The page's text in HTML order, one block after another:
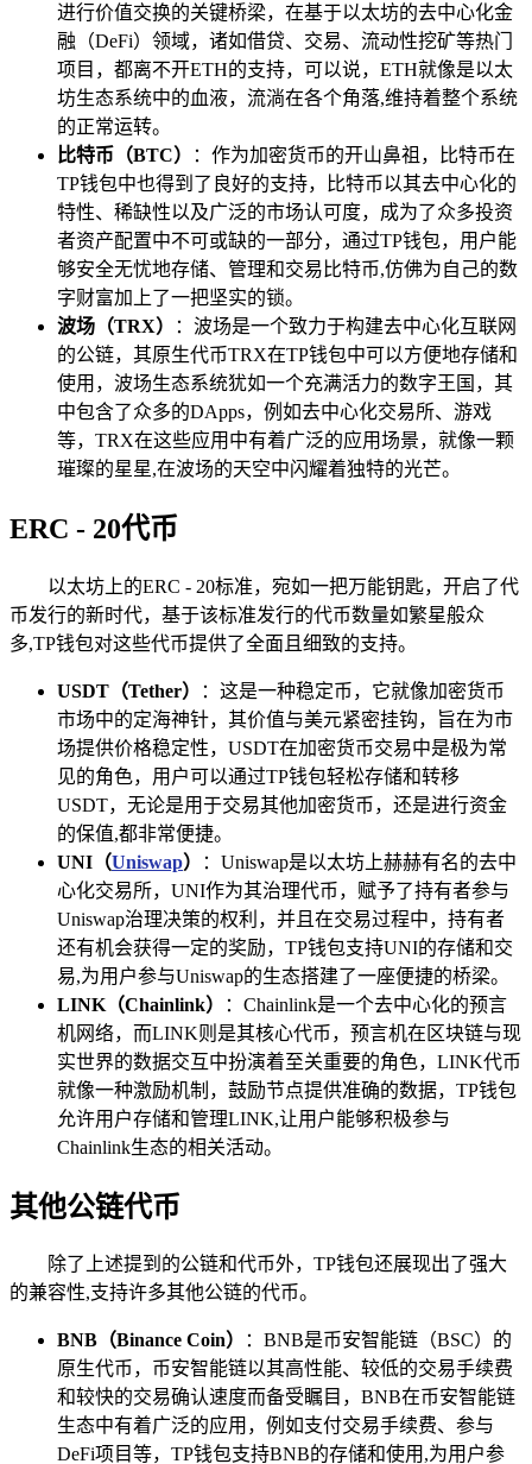
进行价值交换的关键桥梁，在基于以太坊的去中心化金
融（DeFi）领域，诸如借贷、交易、流动性挖矿等热门
项目，都离不开ETH的支持，可以说，ETH就像是以太
坊生态系统中的血液，流淌在各个角落,维持着整个系统
的正常运转。
比特币（BTC）
：作为加密货币的开山鼻祖，比特币在
TP钱包中也得到了良好的支持，比特币以其去中心化的
特性、稀缺性以及广泛的市场认可度，成为了众多投资
者资产配置中不可或缺的一部分，通过TP钱包，用户能
够安全无忧地存储、管理和交易比特币,仿佛为自己的数
字财富加上了一把坚实的锁。
波场（TRX）
：波场是一个致力于构建去中心化互联网
的公链，其原生代币TRX在TP钱包中可以方便地存储和
使用，波场生态系统犹如一个充满活力的数字王国，其
中包含了众多的DApps，例如去中心化交易所、游戏
等，TRX在这些应用中有着广泛的应用场景，就像一颗
璀璨的星星,在波场的天空中闪耀着独特的光芒。
ERC - 20代币
以太坊上的ERC - 20标准，宛如一把万能钥匙，开启了代
币发行的新时代，基于该标准发行的代币数量如繁星般众
多,TP钱包对这些代币提供了全面且细致的支持。
USDT（Tether）
：这是一种稳定币，它就像加密货币
市场中的定海神针，其价值与美元紧密挂钩，旨在为市
场提供价格稳定性，USDT在加密货币交易中是极为常
见的角色，用户可以通过TP钱包轻松存储和转移
USDT，无论是用于交易其他加密货币，还是进行资金
的保值,都非常便捷。
UNI（Uniswap）
：Uniswap是以太坊上赫赫有名的去中
心化交易所，UNI作为其治理代币，赋予了持有者参与
Uniswap治理决策的权利，并且在交易过程中，持有者
还有机会获得一定的奖励，TP钱包支持UNI的存储和交
易,为用户参与Uniswap的生态搭建了一座便捷的桥梁。
LINK（Chainlink）
：Chainlink是一个去中心化的预言
机网络，而LINK则是其核心代币，预言机在区块链与现
实世界的数据交互中扮演着至关重要的角色，LINK代币
就像一种激励机制，鼓励节点提供准确的数据，TP钱包
允许用户存储和管理LINK,让用户能够积极参与
Chainlink生态的相关活动。
其他公链代币
除了上述提到的公链和代币外，TP钱包还展现出了强大
的兼容性,支持许多其他公链的代币。
BNB（Binance Coin）
：BNB是币安智能链（BSC）的
原生代币，币安智能链以其高性能、较低的交易手续费
和较快的交易确认速度而备受瞩目，BNB在币安智能链
生态中有着广泛的应用，例如支付交易手续费、参与
DeFi项目等，TP钱包支持BNB的存储和使用,为用户参